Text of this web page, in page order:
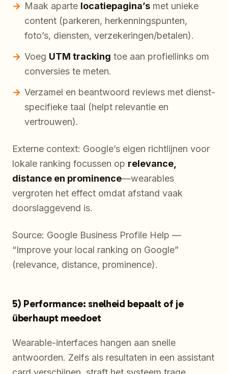
Maak aparte locatiepagina’s met unieke
content (parkeren, herkenningspunten,
foto’s, diensten, verzekeringen/betalen).
Voeg UTM tracking toe aan profiellinks om
conversies te meten.
Verzamel en beantwoord reviews met dienst-
specifieke taal (helpt relevantie en
vertrouwen).
Externe context: Google’s eigen richtlijnen voor
lokale ranking focussen op relevance,
distance en prominence—wearables
vergroten het effect omdat afstand vaak
doorslaggevend is.
Source: Google Business Profile Help —
“Improve your local ranking on Google”
(relevance, distance, prominence).
5) Performance: snelheid bepaalt of je
überhaupt meedoet
Wearable-interfaces hangen aan snelle
antwoorden. Zelfs als resultaten in een assistant